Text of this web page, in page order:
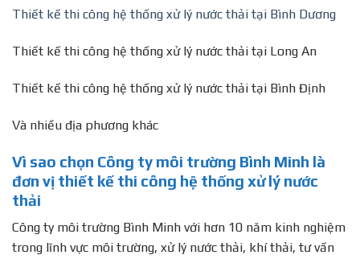
Thiết kế thi công hệ thống xử lý nước thải tại Bình Dương
Thiết kế thi công hệ thống xử lý nước thải tại Long An
Thiết kế thi công hệ thống xử lý nước thải tại Bình Định
Và nhiều địa phương khác
Vì sao chọn Công ty môi trường Bình Minh là
đơn vị thiết kế thi công hệ thống xử lý nước
thải
Công ty môi trường Bình Minh với hơn 10 năm kinh nghiệm
trong lĩnh vực môi trường, xử lý nước thải, khí thải, tư vấn